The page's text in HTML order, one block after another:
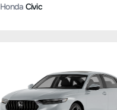
Honda Civic